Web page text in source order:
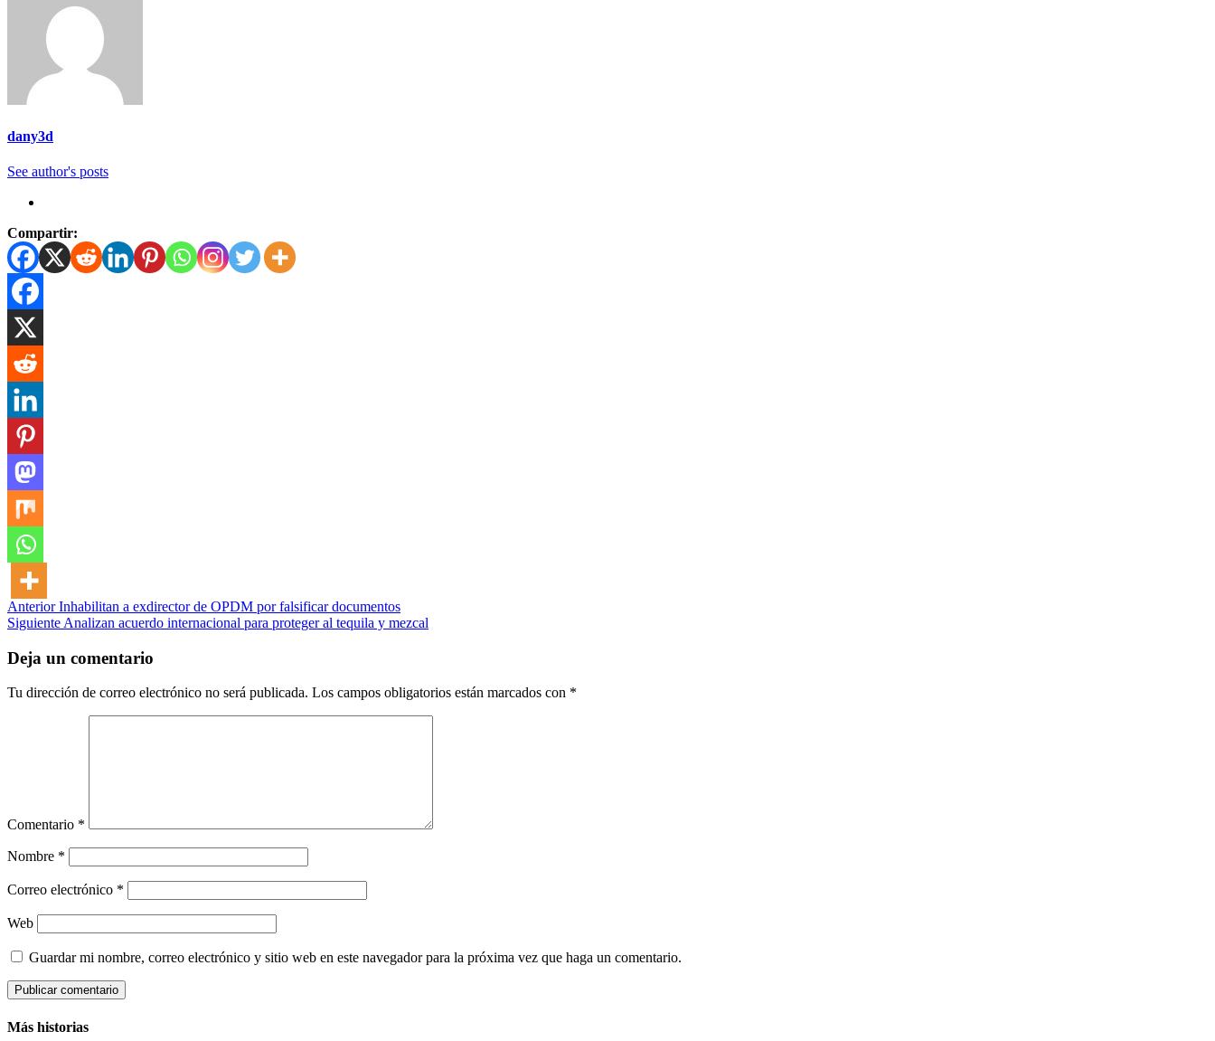
dany3d
See author's posts
Compartir:
Post
navigation
AnteriorInhabilitan a exdirector de OPDM por falsificar documentos
Siguiente Analizan acuerdo internacional para proteger al tequila y mezcal
Deja un comentario
Tu dirección de correo electrónico no será publicada. Los campos obligatorios están marcados con *
Comentario *
Nombre *
Correo electrónico *
Web
Guardar mi nombre, correo electrónico y sitio web en este navegador para la próxima vez que haga un comentario.
Más historias